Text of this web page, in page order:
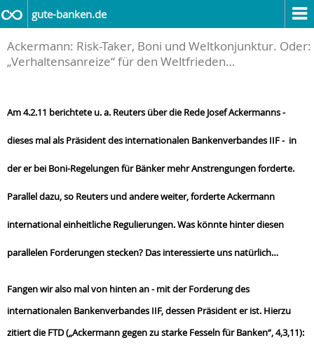
gute-banken.de
Ackermann: Risk-Taker, Boni und Weltkonjunktur. Oder:
„Verhaltensanreize“ für den Weltfrieden…
Am 4.2.11 berichtete u. a. Reuters über die Rede Josef Ackermanns -
dieses mal als Präsident des internationalen Bankenverbandes IIF - in
der er bei Boni-Regelungen für Bänker mehr Anstrengungen forderte.
Parallel dazu, so Reuters und andere weiter, forderte Ackermann
international einheitliche Regulierungen. Was könnte hinter diesen
parallelen Forderungen stecken? Das interessierte uns natürlich…
Fangen wir also mal von hinten an - mit der Forderung des
internationalen Bankenverbandes IIF, dessen Präsident er ist. Hierzu
zitiert die FTD („Ackermann gegen zu starke Fesseln für Banken“, 4,3,11):